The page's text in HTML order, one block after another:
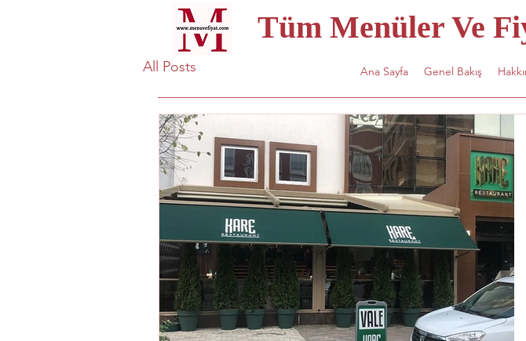
Tüm Menüler Ve
Ana Sayfa Genel Bakış
All Posts